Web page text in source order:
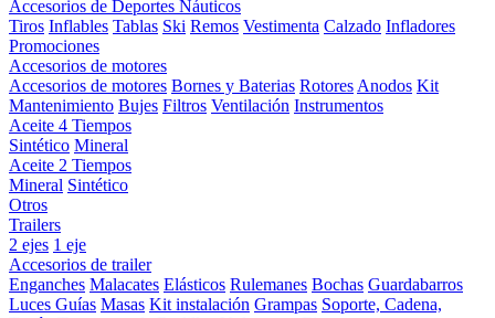
Accesorios de Deportes Náuticos
Tiros Inflables Tablas Ski Remos Vestimenta Calzado Infladores
Promociones
Accesorios de motores
Accesorios de motores Bornes y Baterias Rotores Anodos Kit
Mantenimiento Bujes Filtros Ventilación Instrumentos
Aceite 4 Tiempos
Sintético Mineral
Aceite 2 Tiempos
Mineral Sintético
Otros
Trailers
2 ejes 1 eje
Accesorios de trailer
Enganches Malacates Elásticos Rulemanes Bochas Guardabarros
Luces Guías Masas Kit instalación Grampas Soporte, Cadena,